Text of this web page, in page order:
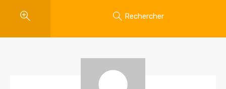
Rechercher